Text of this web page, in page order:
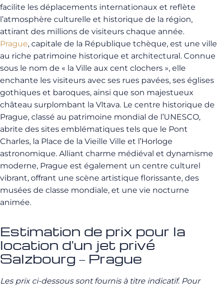
facilite les déplacements internationaux et reflète
l’atmosphère culturelle et historique de la région,
attirant des millions de visiteurs chaque année.
Prague, capitale de la République tchèque, est une ville
au riche patrimoine historique et architectural. Connue
sous le nom de « la Ville aux cent clochers », elle
enchante les visiteurs avec ses rues pavées, ses églises
gothiques et baroques, ainsi que son majestueux
château surplombant la Vltava. Le centre historique de
Prague, classé au patrimoine mondial de l’UNESCO,
abrite des sites emblématiques tels que le Pont
Charles, la Place de la Vieille Ville et l’Horloge
astronomique. Alliant charme médiéval et dynamisme
moderne, Prague est également un centre culturel
vibrant, offrant une scène artistique florissante, des
musées de classe mondiale, et une vie nocturne
animée.
Estimation de prix pour la
location d'un jet privé
Salzbourg – Prague
Les prix ci-dessous sont fournis à titre indicatif. Pour